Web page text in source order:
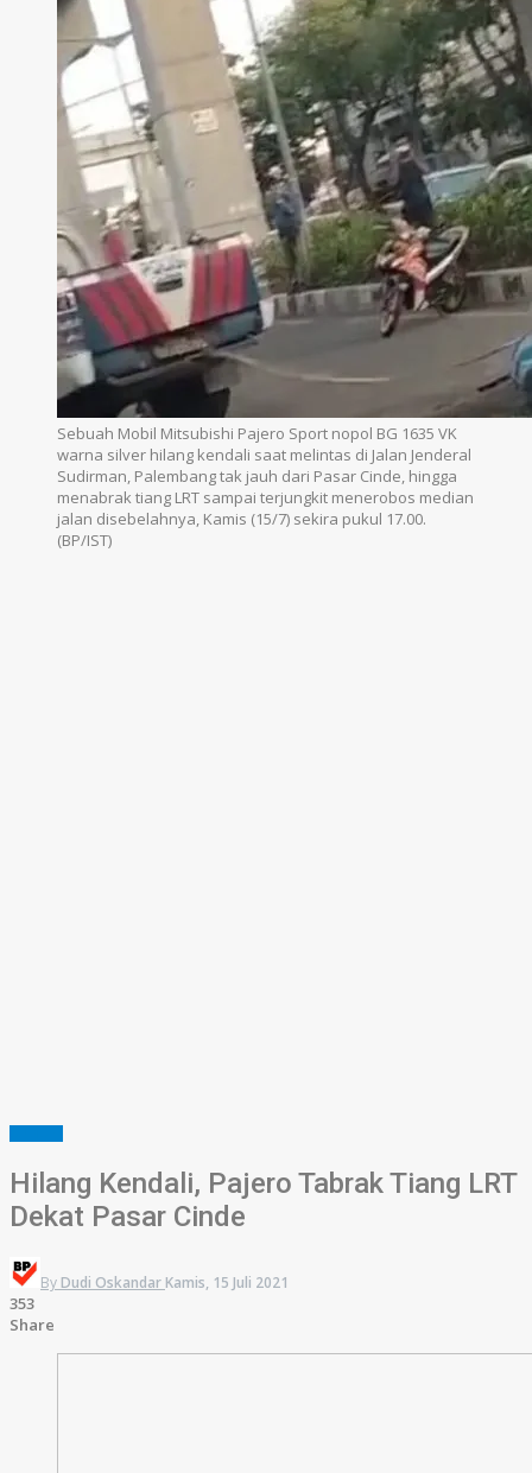
Sebuah Mobil Mitsubishi Pajero Sport nopol BG 1635 VK
warna silver hilang kendali saat melintas di Jalan Jenderal
Sudirman, Palembang tak jauh dari Pasar Cinde, hingga
menabrak tiang LRT sampai terjungkit menerobos median
jalan disebelahnya, Kamis (15/7) sekira pukul 17.00.
(BP/IST)
Hilang Kendali, Pajero Tabrak Tiang LRT
Dekat Pasar Cinde
By Dudi Oskandar Kamis, 15 Juli 2021
353
Share